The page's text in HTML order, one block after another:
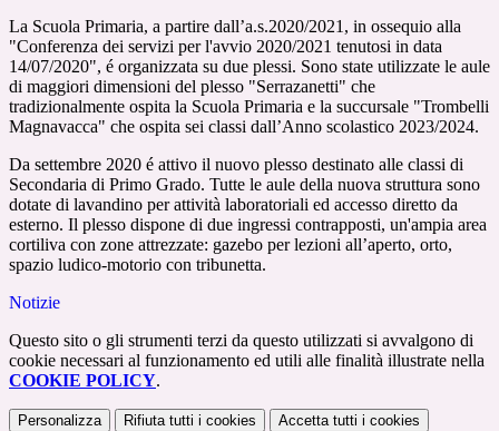
La Scuola Primaria, a partire dall’a.s.2020/2021, in ossequio alla
"Conferenza dei servizi per l'avvio 2020/2021 tenutosi in data
14/07/2020", é organizzata su due plessi. Sono state utilizzate le aule
di maggiori dimensioni del plesso "Serrazanetti" che
tradizionalmente ospita la Scuola Primaria e la succursale "Trombelli
Magnavacca" che ospita sei classi dall’Anno scolastico 2023/2024.
Da settembre 2020 é attivo il nuovo plesso destinato alle classi di
Secondaria di Primo Grado. Tutte le aule della nuova struttura sono
dotate di lavandino per attività laboratoriali ed accesso diretto da
esterno. Il plesso dispone di due ingressi contrapposti, un'ampia area
cortiliva con zone attrezzate: gazebo per lezioni all’aperto, orto,
spazio ludico-motorio con tribunetta.
Notizie
Questo sito o gli strumenti terzi da questo utilizzati si avvalgono di
cookie necessari al funzionamento ed utili alle finalità illustrate nella
COOKIE POLICY.
Personalizza Rifiuta tutti i cookies Accetta tutti i cookies